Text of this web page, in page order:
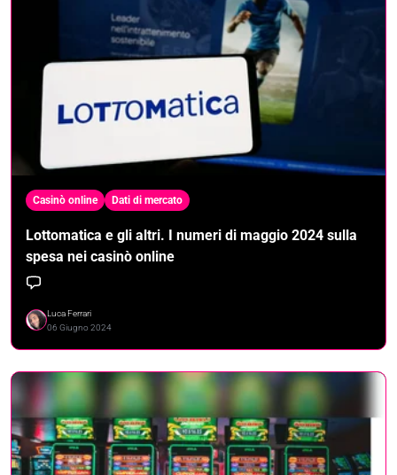
Casinò online Dati di mercato
Lottomatica e gli altri. I numeri di maggio 2024 sulla
spesa nei casinò online
Luca Ferrari
06 Giugno 2024